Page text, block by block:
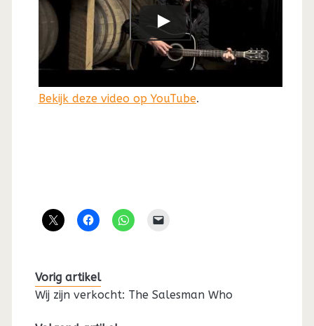
Bekijk deze video op YouTube.
Vorig artikel
Wij zijn verkocht: The Salesman Who